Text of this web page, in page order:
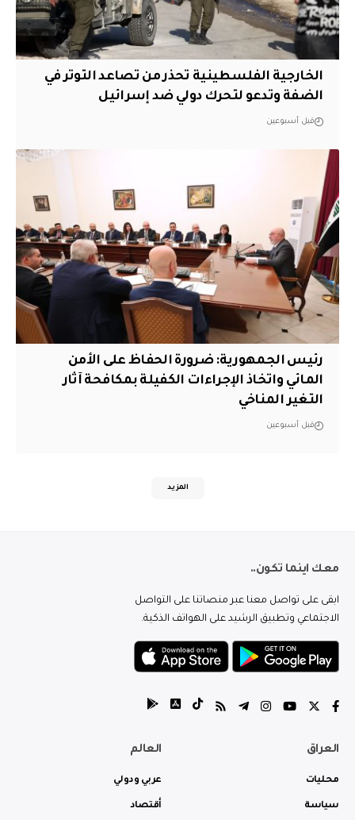
الخارجية الفلسطينية تحذر من تصاعد التوتر في
الضفة وتدعو لتحرك دولي ضد إسرائيل
قبل أسبوعين
رئيس الجمهورية: ضرورة الحفاظ على الأمن
المائي واتخاذ الإجراءات الكفيلة بمكافحة آثار
التغير المناخي
قبل أسبوعين
المزيد
معك اينما تكون..
ابقى على تواصل معنا عبر منصاتنا على التواصل
الاجتماعي وتطبيق الرشيد على الهواتف الذكية.
العراق
محليات
سياسة
العالم
عربي ودولي
أقتصاد